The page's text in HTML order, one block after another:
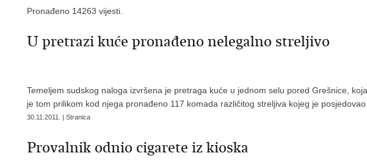
Pronađeno 14263 vijesti.
U pretrazi kuće pronađeno nelegalno streljivo
Temeljem sudskog naloga izvršena je pretraga kuće u jednom selu pored Grešnice,
je tom prilikom kod njega pronađeno 117 komada različitog streljiva kojeg je posjedovao
30.11.2011. | Stranica
Provalnik odnio cigarete iz kioska